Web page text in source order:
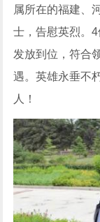
属所在的福建、
士，告慰英烈。
发放到位，符合
遇。英雄永垂不
人！